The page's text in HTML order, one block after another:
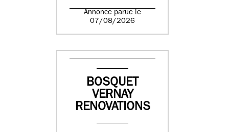
Annonce parue le
07/08/2026
BOSQUET
VERNAY
RENOVATIONS